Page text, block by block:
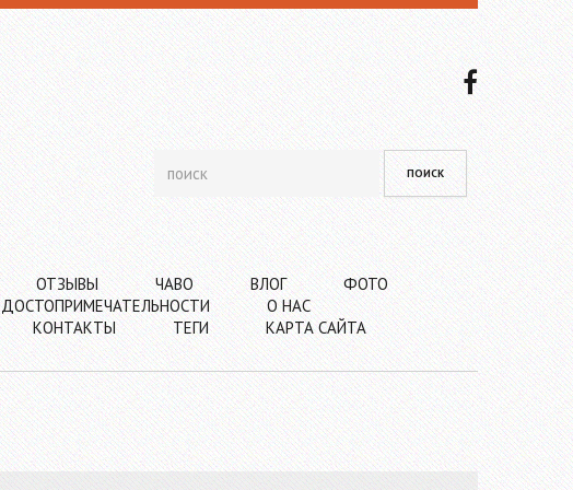
ОТЗЫВЫ ЧАВО ВЛОГ
ФОТО
ДОСТОПРИМЕЧАТЕЛЬНОСТИ
О НАС
КОНТАКТЫ ТЕГИ КАРТА САЙТА